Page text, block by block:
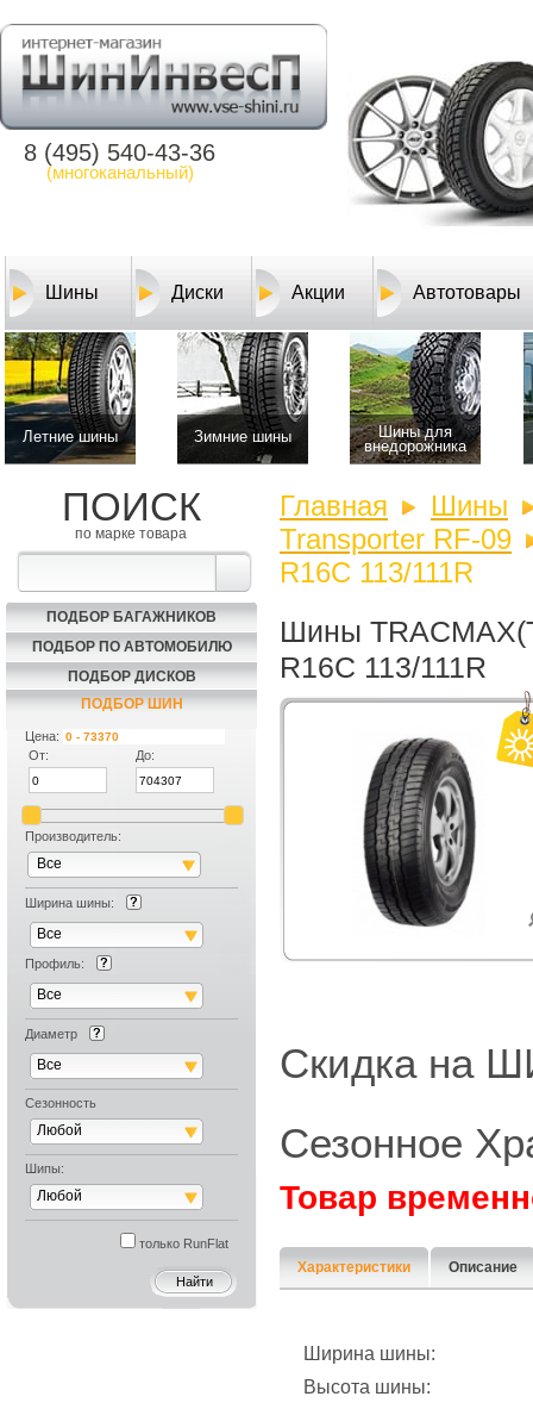
8 (495) 540-43-36
(многоканальный)
Шины Диски Акции Автотовары
Летние шины Зимние шины
Шины для
внедорожника
ПОИСК
по марке товара
ПОДБОР БАГАЖНИКОВ
ПОДБОР ПО АВТОМОБИЛЮ
ПОДБОР ДИСКОВ
ПОДБОР ШИН
Цена:
От:
До:
Производитель:
Все
Ширина шины:
Все
Профиль:
Все
Диаметр
Все
Сезонность
Любой
Шипы:
Любой
только RunFlat
Главная
Шины
Transporter RF-09
R16C 113/111R
Шины
R16C 113/111R
Скидка на
Сезонное
Товар
Характеристики Описание
Ширина шины:
Высота шины: